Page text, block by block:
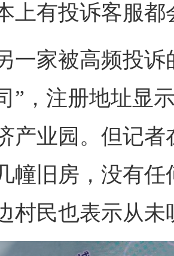
上有投诉客服都
一家被高频投诉
”，注册地址显
产业园。但记
幢旧房，没有
村民也表示从